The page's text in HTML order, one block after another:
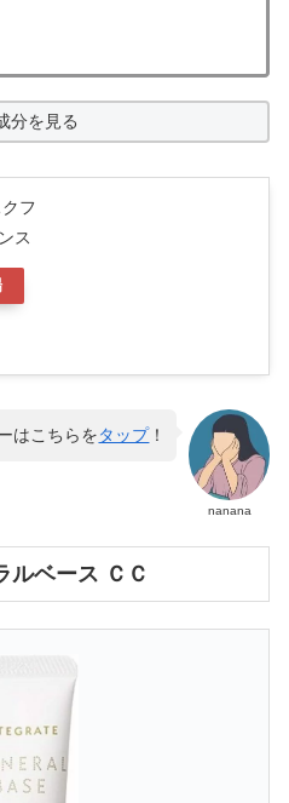
分を見る
フ
ス
nanana
はこちらをタップ！
ルベース ＣＣ